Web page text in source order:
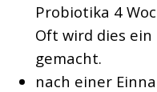
Probiotika 4
Oft wird dies ein
gemacht.
nach einer